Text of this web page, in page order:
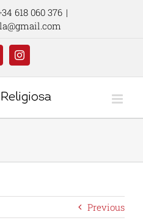
618 060 376 |
Instagram
Previous